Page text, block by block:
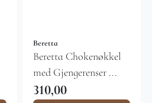
Beretta
Beretta Chokenøkkel
med Gjengerenser ...
310,00